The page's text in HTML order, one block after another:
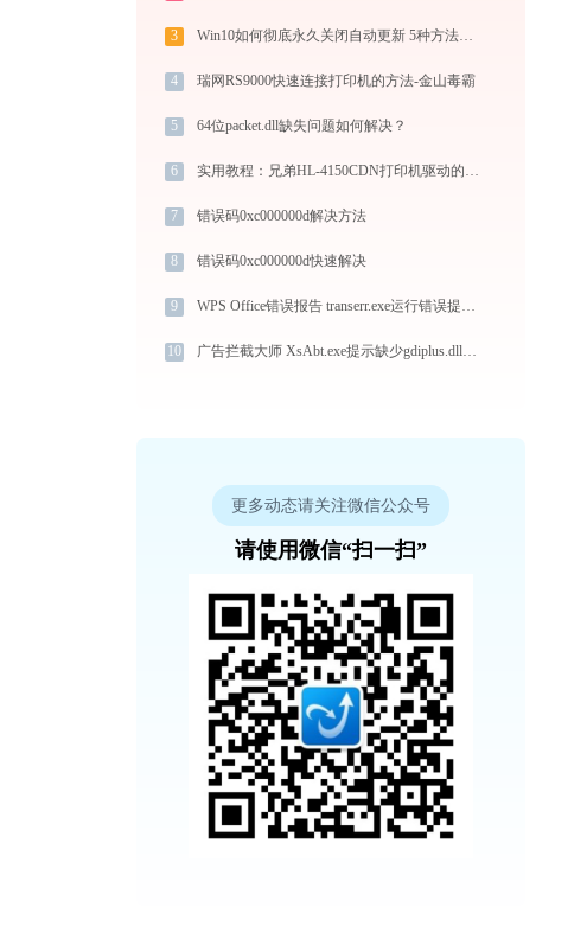
3 Win10如何彻底永久关闭自动更新 5种方法教你永久关闭win10自动更新
4 瑞网RS9000快速连接打印机的方法-金山毒霸
5 64位packet.dll缺失问题如何解决？
6 实用教程：兄弟HL-4150CDN打印机驱动的下载与安装技巧
7 错误码0xc000000d解决方法
8 错误码0xc000000d快速解决
9 WPS Office错误报告 transerr.exe运行错误提示0xc000000d的解决办法
10 广告拦截大师 XsAbt.exe提示缺少gdiplus.dll文件的解决办法
更多动态请关注微信公众号
请使用微信“扫一扫”